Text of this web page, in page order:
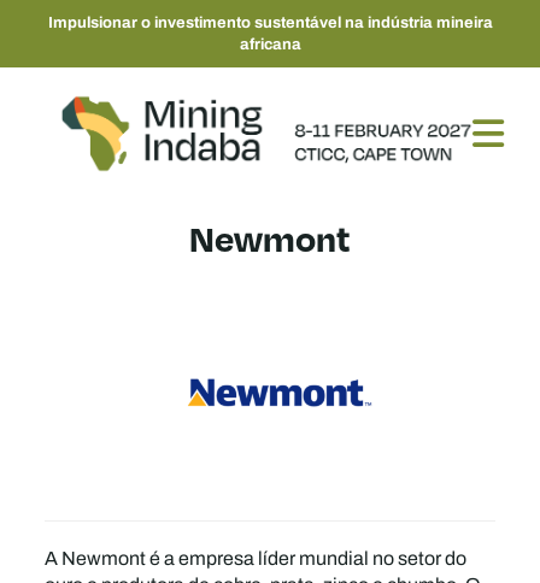
Impulsionar o investimento sustentável na indústria mineira
africana
Newmont
A Newmont é a empresa líder mundial no setor do